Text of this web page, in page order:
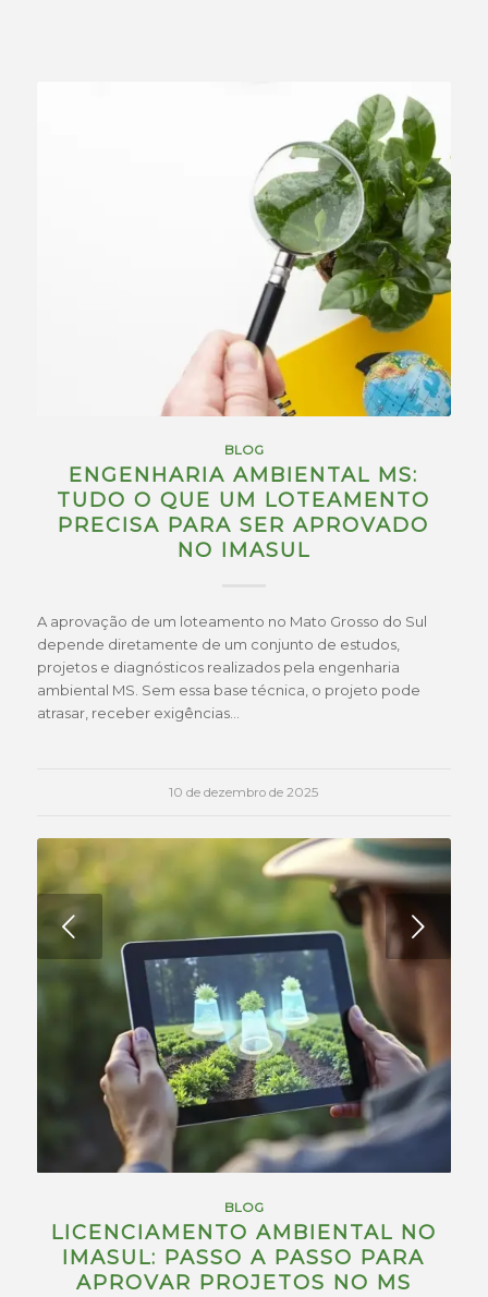
BLOG
ENGENHARIA AMBIENTAL MS:
TUDO O QUE UM LOTEAMENTO
PRECISA PARA SER APROVADO
NO IMASUL
A aprovação de um loteamento no Mato Grosso do Sul
depende diretamente de um conjunto de estudos,
projetos e diagnósticos realizados pela engenharia
ambiental MS. Sem essa base técnica, o projeto pode
atrasar, receber exigências…
10 de dezembro de 2025
BLOG
LICENCIAMENTO AMBIENTAL NO
IMASUL: PASSO A PASSO PARA
APROVAR PROJETOS NO MS
Próximo